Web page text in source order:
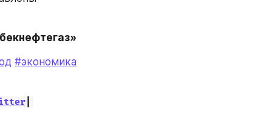
#экономика
|